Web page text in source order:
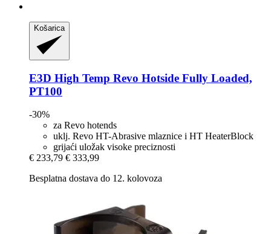
Košarica
E3D High Temp Revo Hotside Fully Loaded,
PT100
-30%
za Revo hotends
uklj. Revo HT-Abrasive mlaznice i HT HeaterBlock
grijaći uložak visoke preciznosti
€ 233,79 € 333,99
Besplatna dostava do 12. kolovoza